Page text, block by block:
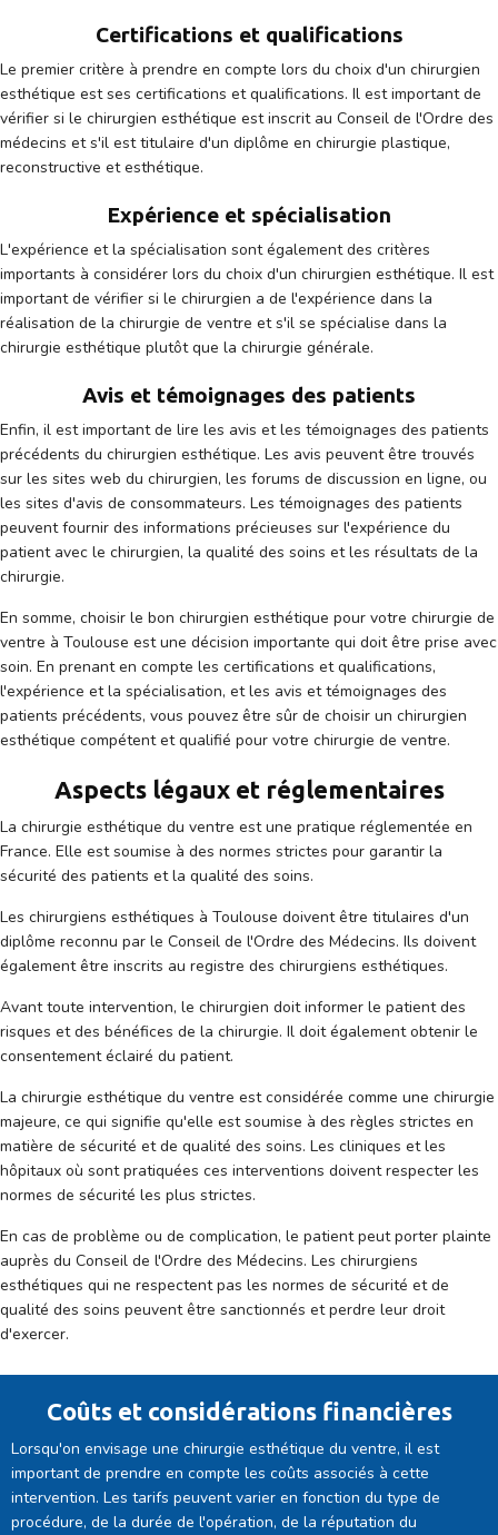
Certifications et qualifications
Le premier critère à prendre en compte lors du choix d'un chirurgien
esthétique est ses certifications et qualifications. Il est important de
vérifier si le chirurgien esthétique est inscrit au Conseil de l'Ordre des
médecins et s'il est titulaire d'un diplôme en chirurgie plastique,
reconstructive et esthétique.
Expérience et spécialisation
L'expérience et la spécialisation sont également des critères
importants à considérer lors du choix d'un chirurgien esthétique. Il est
important de vérifier si le chirurgien a de l'expérience dans la
réalisation de la chirurgie de ventre et s'il se spécialise dans la
chirurgie esthétique plutôt que la chirurgie générale.
Avis et témoignages des patients
Enfin, il est important de lire les avis et les témoignages des patients
précédents du chirurgien esthétique. Les avis peuvent être trouvés
sur les sites web du chirurgien, les forums de discussion en ligne, ou
les sites d'avis de consommateurs. Les témoignages des patients
peuvent fournir des informations précieuses sur l'expérience du
patient avec le chirurgien, la qualité des soins et les résultats de la
chirurgie.
En somme, choisir le bon chirurgien esthétique pour votre chirurgie de
ventre à Toulouse est une décision importante qui doit être prise avec
soin. En prenant en compte les certifications et qualifications,
l'expérience et la spécialisation, et les avis et témoignages des
patients précédents, vous pouvez être sûr de choisir un chirurgien
esthétique compétent et qualifié pour votre chirurgie de ventre.
Aspects légaux et réglementaires
La chirurgie esthétique du ventre est une pratique réglementée en
France. Elle est soumise à des normes strictes pour garantir la
sécurité des patients et la qualité des soins.
Les chirurgiens esthétiques à Toulouse doivent être titulaires d'un
diplôme reconnu par le Conseil de l'Ordre des Médecins. Ils doivent
également être inscrits au registre des chirurgiens esthétiques.
Avant toute intervention, le chirurgien doit informer le patient des
risques et des bénéfices de la chirurgie. Il doit également obtenir le
consentement éclairé du patient.
La chirurgie esthétique du ventre est considérée comme une chirurgie
majeure, ce qui signifie qu'elle est soumise à des règles strictes en
matière de sécurité et de qualité des soins. Les cliniques et les
hôpitaux où sont pratiquées ces interventions doivent respecter les
normes de sécurité les plus strictes.
En cas de problème ou de complication, le patient peut porter plainte
auprès du Conseil de l'Ordre des Médecins. Les chirurgiens
esthétiques qui ne respectent pas les normes de sécurité et de
qualité des soins peuvent être sanctionnés et perdre leur droit
d'exercer.
Coûts et considérations financières
Lorsqu'on envisage une chirurgie esthétique du ventre, il est
important de prendre en compte les coûts associés à cette
intervention. Les tarifs peuvent varier en fonction du type de
procédure, de la durée de l'opération, de la réputation du